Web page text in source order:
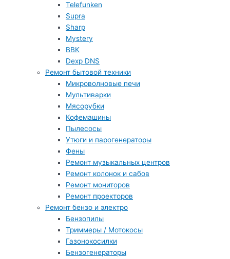
Telefunken
Supra
Sharp
Mystery
BBK
Dexp DNS
Ремонт бытовой техники
Микроволновые печи
Мультиварки
Мясорубки
Кофемашины
Пылесосы
Утюги и парогенераторы
Фены
Ремонт музыкальных центров
Ремонт колонок и сабов
Ремонт мониторов
Ремонт проекторов
Ремонт бензо и электро
Бензопилы
Триммеры / Мотокосы
Газонокосилки
Бензогенераторы